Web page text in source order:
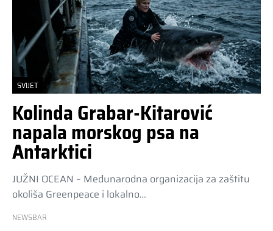
SVIJET
Kolinda Grabar-Kitarović
napala morskog psa na
Antarktici
JUŽNI OCEAN – Međunarodna organizacija za zaštitu
okoliša Greenpeace i lokalno…
NEWSBAR